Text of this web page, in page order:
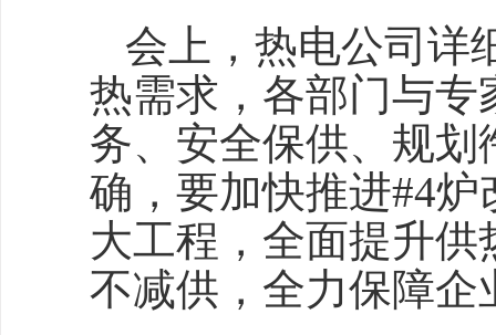
会上，热电公司详
热需求，各部门与
务、安全保供、规
确，要加快推进#4
大工程，全面提升
不减供，全力保障企